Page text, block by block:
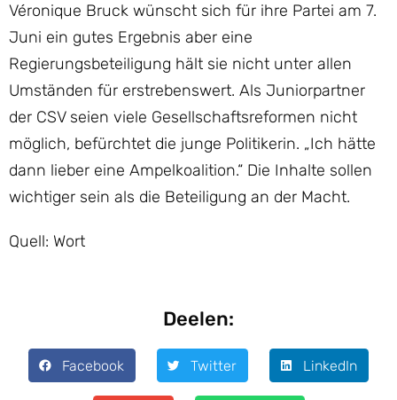
Véronique Bruck wünscht sich für ihre Partei am 7.
Juni ein gutes Ergebnis aber eine
Regierungsbeteiligung hält sie nicht unter allen
Umständen für erstrebenswert. Als Juniorpartner
der CSV seien viele Gesellschaftsreformen nicht
möglich, befürchtet die junge Politikerin. „Ich hätte
dann lieber eine Ampelkoalition.“ Die Inhalte sollen
wichtiger sein als die Beteiligung an der Macht.
Quell: Wort
Deelen:
Facebook Twitter LinkedIn